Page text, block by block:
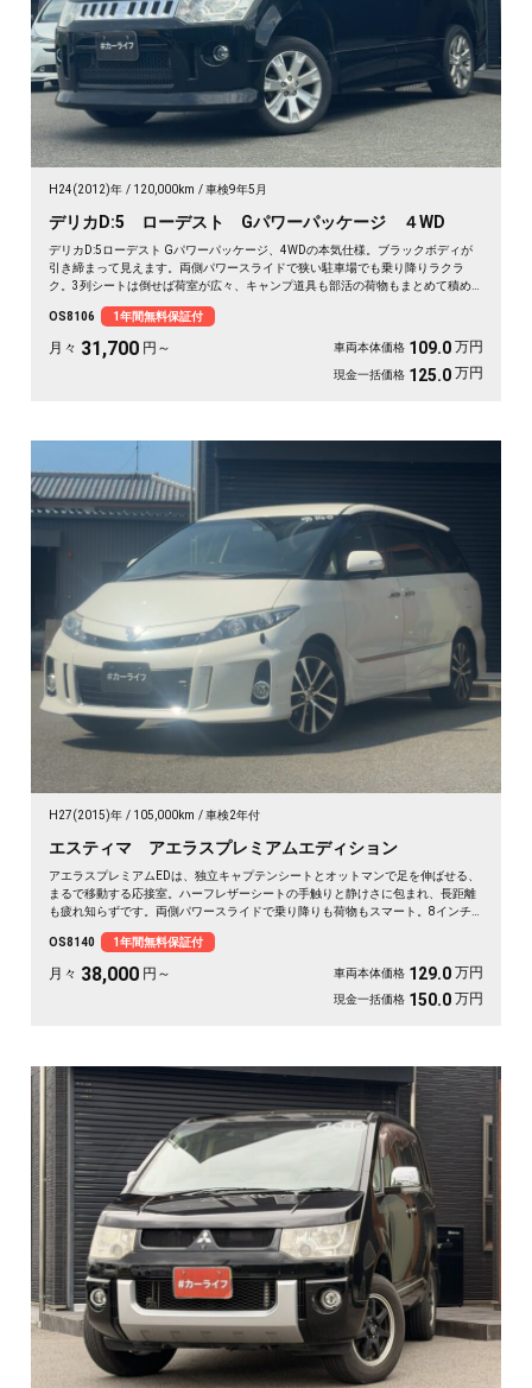
H24(2012)年 120,000km 車検9年5月
デリカD:5 ローデスト Gパワーパッケージ ４WD
デリカD:5ローデスト Gパワーパッケージ、4WDの本気仕様。ブラックボディが
引き締まって見えます。両側パワースライドで狭い駐車場でも乗り降りラクラ
ク。3列シートは倒せば荷室が広々、キャンプ道具も部活の荷物もまとめて積め
遠出も、これ一台で頼れる相棒に🚗✨💺🙌。安心して長く乗れる《1年保証付》で
す😊
OS8106 1年間無料保証付
月々 31,700 円～ 車両本体価格 109.0 万円
現金一括価格 125.0 万円
H27(2015)年 105,000km 車検2年付
エスティマ アエラスプレミアムエディション
アエラスプレミアムEDは、独立キャプテンシートとオットマンで足を伸ばせる、
まるで移動する応接室。ハーフレザーシートの手触りと静けさに包まれ、長距離
も疲れ知らずです。両側パワースライドで乗り降りも荷物もスマート。8インチ
パールの艶やかなボディが週末を格上げしてくれます。心地よさで選ぶなら《1
年保証付》💺✨🚗🎵💎
OS8140 1年間無料保証付
月々 38,000 円～ 車両本体価格 129.0 万円
現金一括価格 150.0 万円